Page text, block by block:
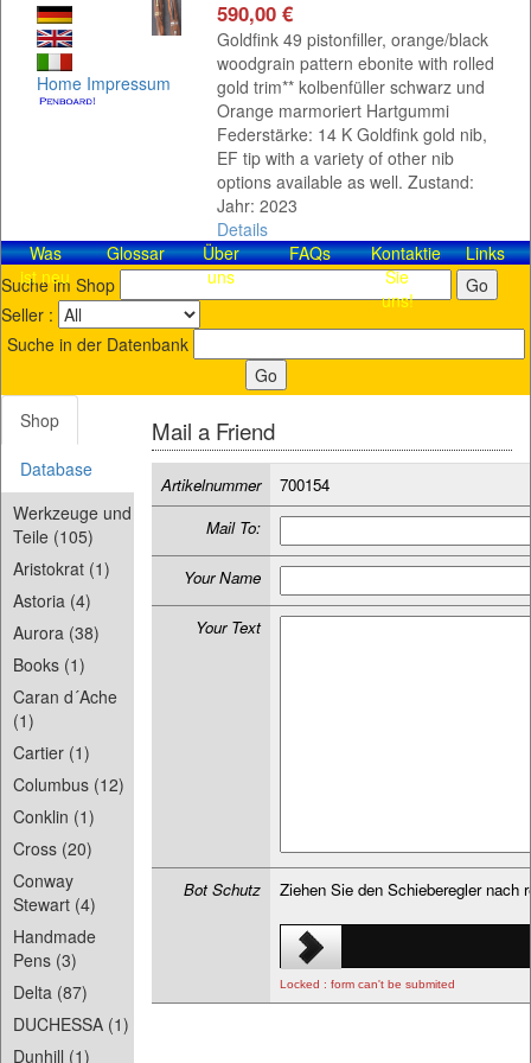
Home Impressum
590,00 €
Goldfink 49 pistonfiller, orange/black
woodgrain pattern ebonite with rolled
gold trim** kolbenfüller schwarz und
Orange marmoriert Hartgummi
Federstärke: 14 K Goldfink gold nib,
EF tip with a variety of other nib
options available as well. Zustand:
Jahr: 2023
Details
Was
ist neu
Glossar
Über
uns
FAQs
Kontaktieren
Sie
uns!
Links
Suche im Shop
Seller :
Suche in der Datenbank
Shop
Database
Werkzeuge und
Teile (105)
Aristokrat (1)
Astoria (4)
Aurora (38)
Books (1)
Caran d´Ache
(1)
Cartier (1)
Columbus (12)
Conklin (1)
Cross (20)
Conway
Stewart (4)
Handmade
Pens (3)
Delta (87)
DUCHESSA (1)
Dunhill (1)
Mail a Friend
Artikelnummer
700154
Mail To:
Your Name
Your Text
Bot Schutz Ziehen Sie den Schieberegler nach
Locked : form can't be submited